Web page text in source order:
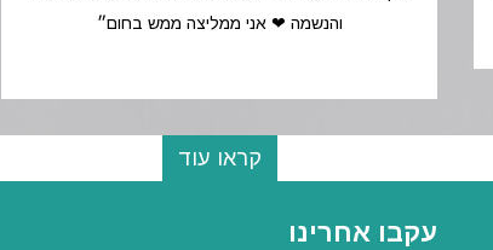
והנשמה ❤ אני ממליצה ממש בחום״
קראו עוד
עקבו אחרינו